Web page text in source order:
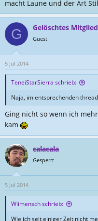
macht Laune und der Art
G Gelöschtes
Guest
5 Jul 2014
TeneiStarSierra schrieb:
Naja, im entsprechenden
Ging nicht so wenn ich
kam
calacala
Gesperrt
5 Jul 2014
Wiimensch schrieb:
Wie ich seit einiger Zeit nicht